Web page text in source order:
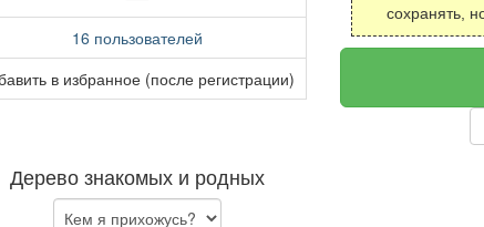
16 пользователей
в избранное (после регистрации)
Дерево знакомых и родных
сохранять,